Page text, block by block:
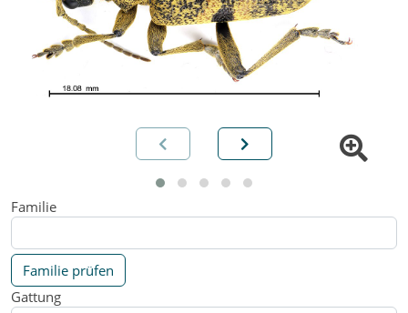
Familie
Familie prüfen
Gattung